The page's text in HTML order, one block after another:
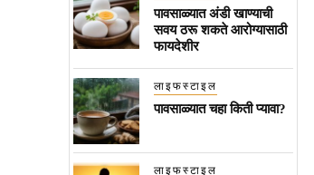
पावसाळ्यात अंडी खाण्याची
सवय ठरू शकते आरोग्यासाठी
फायदेशीर
लाइफस्टाइल
पावसाळ्यात चहा किती प्यावा?
लाइफस्टाइल